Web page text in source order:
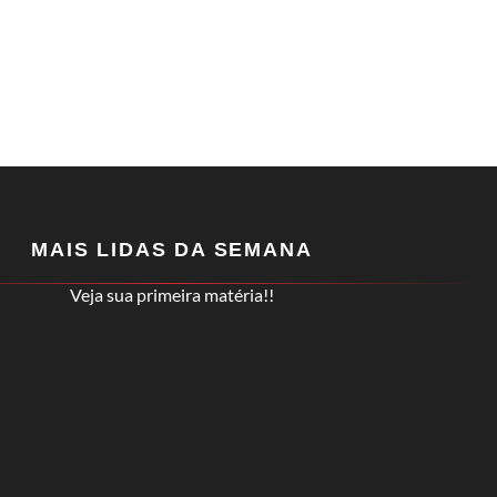
MAIS LIDAS DA SEMANA
Veja sua primeira matéria!!